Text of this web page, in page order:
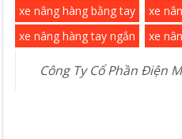
xe nâng hàng bằng tay
xe
xe nâng hàng tay ngắn
xe
Công Ty Cổ Phần Điện